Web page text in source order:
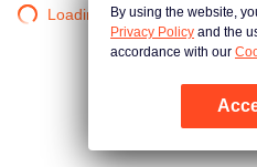
Loading…By using the website,
Privacy Policy and the
accordance with our